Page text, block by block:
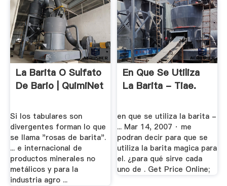
La Barita O Sulfato
De Bario | QuimiNet
Si los tabulares son
divergentes forman lo que
se llama "rosas de barita".
... e internacional de
productos minerales no
metálicos y para la
industria agro ...
En Que Se Utiliza
La Barita - Tiae.
en que se utiliza la barita -
... Mar 14, 2007 · me
podran decir para que se
utiliza la barita magica para
el. ¿para qué sirve cada
uno de . Get Price Online;